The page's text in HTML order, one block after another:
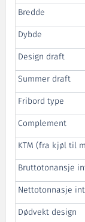
Bredde
Dybde
Design draft
Summer draft
Fribord type
Complement
KTM (fra kjøl til
Bruttotonansje
Nettotonnasje
Dødvekt design